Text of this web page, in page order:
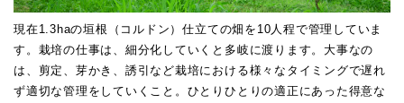
現在1.3haの垣根（コルドン）仕立ての畑を10人程で管理していま
す。栽培の仕事は、細分化していくと多岐に渡ります。大事なの
は、剪定、芽かき、誘引など栽培における様々なタイミングで遅れ
ず適切な管理をしていくこと。ひとりひとりの適正にあった得意な